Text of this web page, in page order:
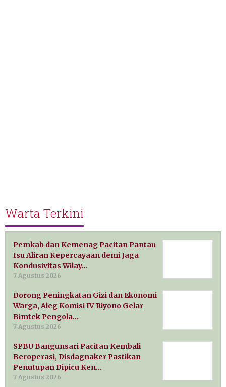
Warta Terkini
Pemkab dan Kemenag Pacitan Pantau
Isu Aliran Kepercayaan demi Jaga
Kondusivitas Wilay…
7 Agustus 2026
Dorong Peningkatan Gizi dan Ekonomi
Warga, Aleg Komisi IV Riyono Gelar
Bimtek Pengola…
7 Agustus 2026
SPBU Bangunsari Pacitan Kembali
Beroperasi, Disdagnaker Pastikan
Penutupan Dipicu Ken…
7 Agustus 2026